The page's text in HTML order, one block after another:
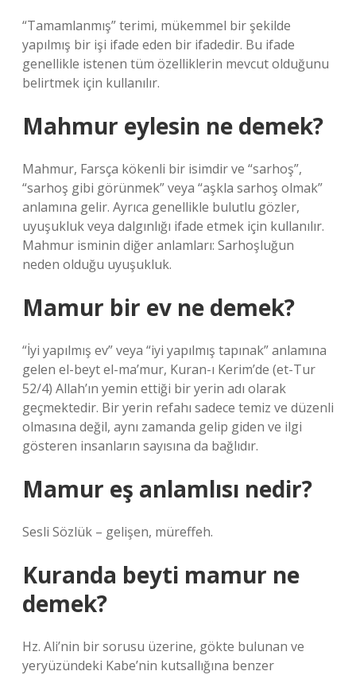
“Tamamlanmış” terimi, mükemmel bir şekilde
yapılmış bir işi ifade eden bir ifadedir. Bu ifade
genellikle istenen tüm özelliklerin mevcut olduğunu
belirtmek için kullanılır.
Mahmur eylesin ne demek?
Mahmur, Farsça kökenli bir isimdir ve “sarhoş”,
“sarhoş gibi görünmek” veya “aşkla sarhoş olmak”
anlamına gelir. Ayrıca genellikle bulutlu gözler,
uyuşukluk veya dalgınlığı ifade etmek için kullanılır.
Mahmur isminin diğer anlamları: Sarhoşluğun
neden olduğu uyuşukluk.
Mamur bir ev ne demek?
“İyi yapılmış ev” veya “iyi yapılmış tapınak” anlamına
gelen el-beyt el-ma’mur, Kuran-ı Kerim’de (et-Tur
52/4) Allah’ın yemin ettiği bir yerin adı olarak
geçmektedir. Bir yerin refahı sadece temiz ve düzenli
olmasına değil, aynı zamanda gelip giden ve ilgi
gösteren insanların sayısına da bağlıdır.
Mamur eş anlamlısı nedir?
Sesli Sözlük – gelişen, müreffeh.
Kuranda beyti mamur ne
demek?
Hz. Ali’nin bir sorusu üzerine, gökte bulunan ve
yeryüzündeki Kabe’nin kutsallığına benzer